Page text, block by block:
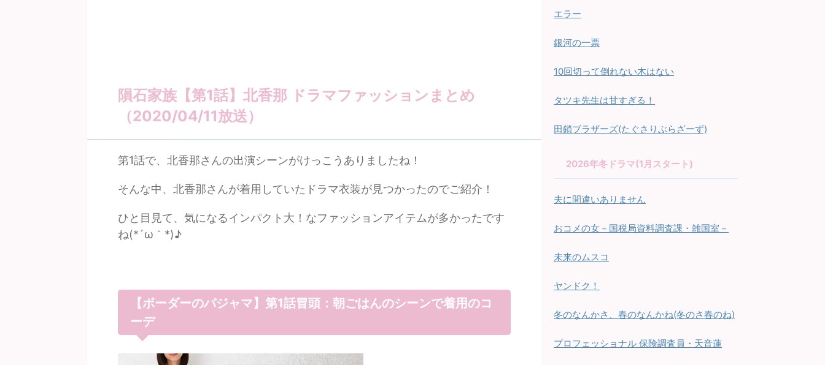
隕石家族【第1話】北香那 ドラマファッションまとめ
（2020/04/11放送）
第1話で、北香那さんの出演シーンがけっこうありましたね！
そんな中、北香那さんが着用していたドラマ衣装が見つかったのでご紹介！
ひと目見て、気になるインパクト大！なファッションアイテムが多かったです
ね(*´ω｀*)♪
【ボーダーのパジャマ】第1話冒頭：朝ごはんのシーンで着用のコ
ーデ
エラー
銀河の一票
10回切って倒れない木はない
タツキ先生は甘すぎる！
田鎖ブラザーズ(たぐさりぶらざーず)
2026年冬ドラマ(1月スタート)
夫に間違いありません
おコメの女－国税局資料調査課・雑国室－
未来のムスコ
ヤンドク！
冬のなんかさ、春のなんかね(冬のさ春のね)
プロフェッショナル 保険調査員・天音蓮